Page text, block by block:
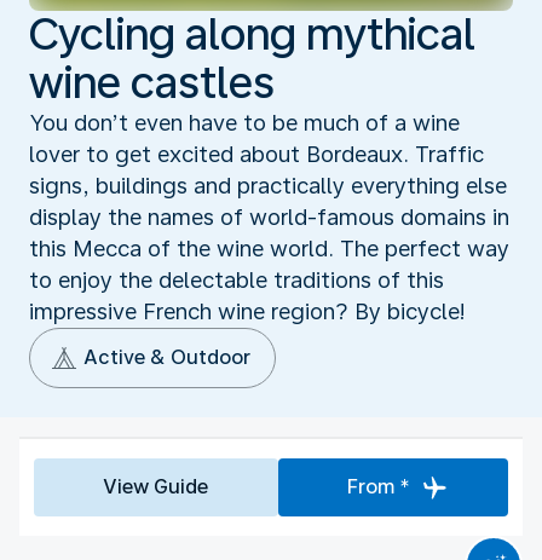
Cycling along mythical
wine castles
You don’t even have to be much of a wine
lover to get excited about Bordeaux. Traffic
signs, buildings and practically everything else
display the names of world-famous domains in
this Mecca of the wine world. The perfect way
to enjoy the delectable traditions of this
impressive French wine region? By bicycle!
Active & Outdoor
View Guide From *